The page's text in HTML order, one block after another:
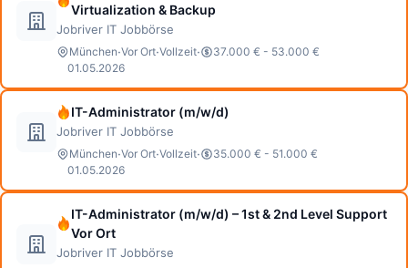
Virtualization & Backup
Jobriver IT Jobbörse
München·Vor Ort·Vollzeit·
37.000 € - 53.000 €
01.05.2026
IT-Administrator (m/w/d)
Jobriver IT Jobbörse
München·Vor Ort·Vollzeit·
35.000 € - 51.000 €
01.05.2026
IT-Administrator (m/w/d) – 1st & 2nd Level Support
Vor Ort
Jobriver IT Jobbörse